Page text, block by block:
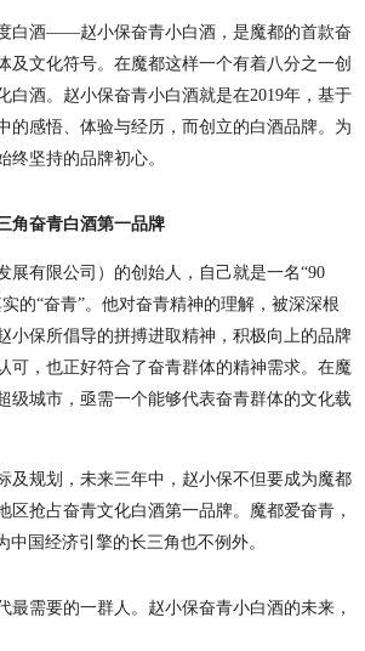
白酒——赵小保奋青小白酒，是魔都的首款奋
文化符号。在魔都这样一个有着八分之一创
酒。赵小保奋青小白酒就是在2019年，基于
的感悟、体验与经历，而创立的白酒品牌。为
坚持的品牌初心。
角奋青白酒第一品牌
有限公司）的创始人，自己就是一名“90
的“奋青”。他对奋青精神的理解，被深深根
小保所倡导的拼搏进取精神，积极向上的品牌
可，也正好符合了奋青群体的精神需求。在魔
级城市，亟需一个能够代表奋青群体的文化载
及规划，未来三年中，赵小保不但要成为魔都
抢占奋青文化白酒第一品牌。魔都爱奋青，
国经济引擎的长三角也不例外。
需要的一群人。赵小保奋青小白酒的未来，